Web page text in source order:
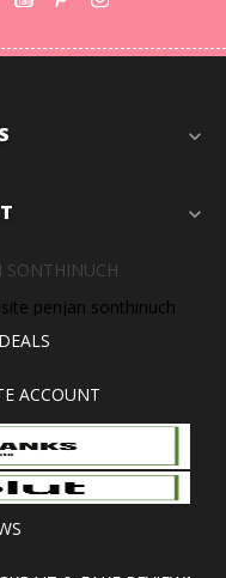
expand_more
expand_more
SONTHINUCH
penjan sonthinuch
ACCOUNT